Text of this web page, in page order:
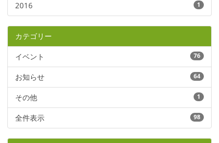
2016 1
カテゴリー
イベント 76
お知らせ 64
その他 1
全件表示 98